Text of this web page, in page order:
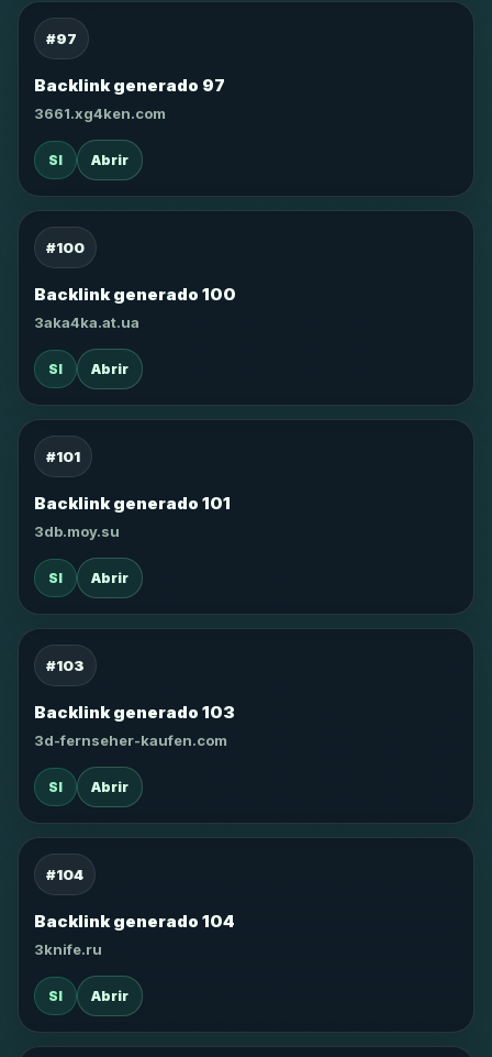
#97
Backlink generado 97
3661.xg4ken.com
SI Abrir
#100
Backlink generado 100
3aka4ka.at.ua
SI Abrir
#101
Backlink generado 101
3db.moy.su
SI Abrir
#103
Backlink generado 103
3d-fernseher-kaufen.com
SI Abrir
#104
Backlink generado 104
3knife.ru
SI Abrir